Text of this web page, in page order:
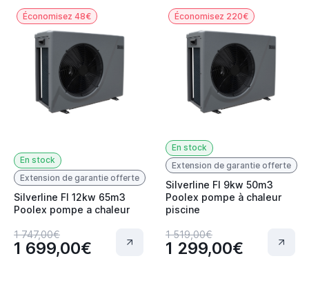
Économisez 48€
En stock
Extension de garantie offerte
Silverline FI 12kw 65m3
Poolex pompe a chaleur
1 747,00€
1 699,00€
Économisez 220€
En stock
Extension de garantie offerte
Silverline FI 9kw 50m3
Poolex pompe à chaleur
piscine
1 519,00€
1 299,00€